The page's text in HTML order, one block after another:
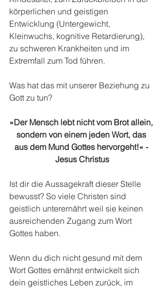
körperlichen und geistigen
Entwicklung (Untergewicht,
Kleinwuchs, kognitive Retardierung),
zu schweren Krankheiten und im
Extremfall zum Tod führen.
Was hat das mit unserer Beziehung zu
Gott zu tun?
»Der Mensch lebt nicht vom Brot allein,
sondern von einem jeden Wort, das
aus dem Mund Gottes hervorgeht!« -
Jesus Christus
Ist dir die Aussagekraft dieser Stelle
bewusst? So viele Christen sind
geistlich unterernährt weil sie keinen
ausreichenden Zugang zum Wort
Gottes haben.
Wenn du dich nicht gesund mit dem
Wort Gottes ernährst entwickelt sich
dein geistliches Leben zurück, im